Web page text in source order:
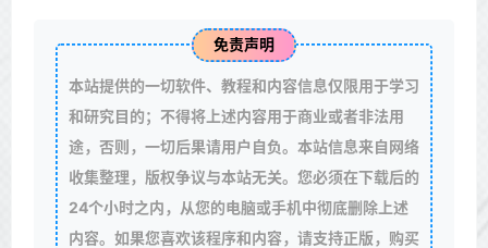
免责声明
本站提供的一切软件、教程和内容信息仅限用于学习
和研究目的；不得将上述内容用于商业或者非法用
途，否则，一切后果请用户自负。本站信息来自网络
收集整理，版权争议与本站无关。您必须在下载后的
24个小时之内，从您的电脑或手机中彻底删除上述
内容。如果您喜欢该程序和内容，请支持正版，购买